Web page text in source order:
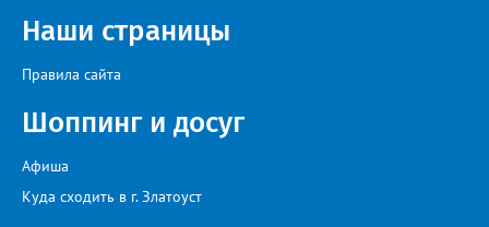
Наши страницы
Правила сайта
Шоппинг и досуг
Афиша
Куда сходить в г. Златоуст